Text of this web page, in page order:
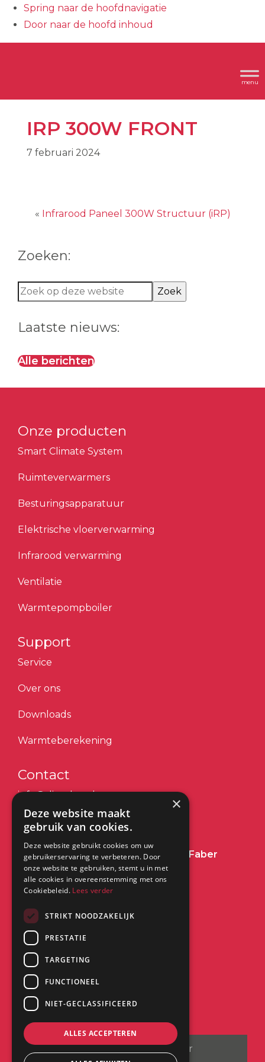
Spring naar de hoofdnavigatie
Door naar de hoofd inhoud
Rechts
IRP 300W FRONT
7 februari 2024
« Infrarood Paneel 300W Structuur (iRP)
Zoeken:
Zoek
op
deze
Laatste nieuws:
Alle berichten
Onze producten
Smart Climate System
Ruimteverwarmers
Besturingsapparatuur
Elektrische vloerverwarming
Infrarood verwarming
Ventilatie
Warmtepompboiler
Support
Service
Over ons
Downloads
Warmteberekening
Contact
info@dimplex.nl
+31 (0) 513 78 98 80
Heeft u een vraag over Dimplex of Faber
Haarden?Klik dan hier
Kantoor:
Saturnus 8
8448 CC Heerenveen
©2026| Website ontwikkeling door
×
Deze website maakt
gebruik van cookies.
Deze website gebruikt cookies om uw
gebruikerservaring te verbeteren. Door
onze website te gebruiken, stemt u in met
alle cookies in overeenstemming met ons
Cookiebeleid. Lees verder
STRIKT NOODZAKELIJK
PRESTATIE
TARGETING
FUNCTIONEEL
NIET-GECLASSIFICEERD
ALLES ACCEPTEREN